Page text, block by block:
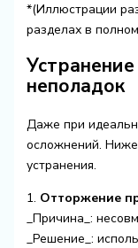
*(Иллюстрации
разделах в
неполадок
Даже при
осложнений.
устранения.
1. Отторжение
_Причина_:
_Решение_: